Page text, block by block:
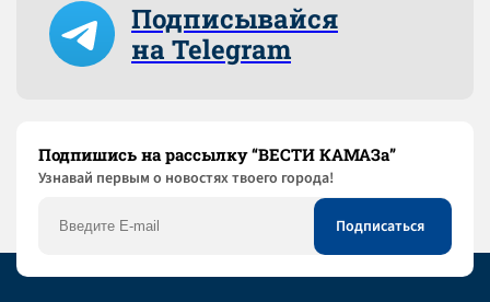
Подписывайся
на Telegram
Подпишись на рассылку “ВЕСТИ КАМАЗа”
Узнaвай первым о новостях твоего города!